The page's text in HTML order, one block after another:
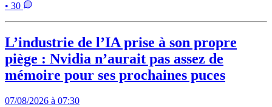
• 30
L’industrie de l’IA prise à son propre
piège : Nvidia n’aurait pas assez de
mémoire pour ses prochaines puces
07/08/2026 à 07:30